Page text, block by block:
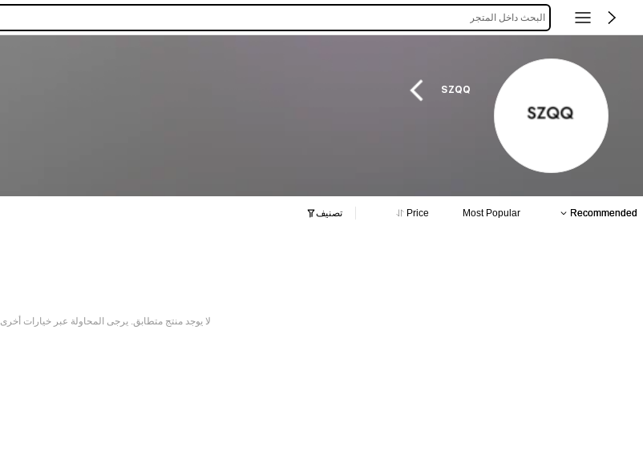
البحث داخل المتجر
SZQQ
Recommended
Most Popular
Price تصنيف
لا يوجد منتج متطابق. يرجى المحاولة عبر خيارات أخرى.